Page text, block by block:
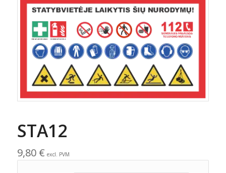
STA12
9,80 € excl. PVM